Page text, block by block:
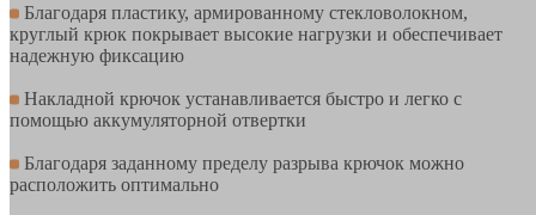
Благодаря пластику, армированному стекловолокном,
круглый крюк покрывает высокие нагрузки и обеспечивает
надежную фиксацию
Накладной крючок устанавливается быстро и легко с
помощью аккумуляторной отвертки
Благодаря заданному пределу разрыва крючок можно
расположить оптимально